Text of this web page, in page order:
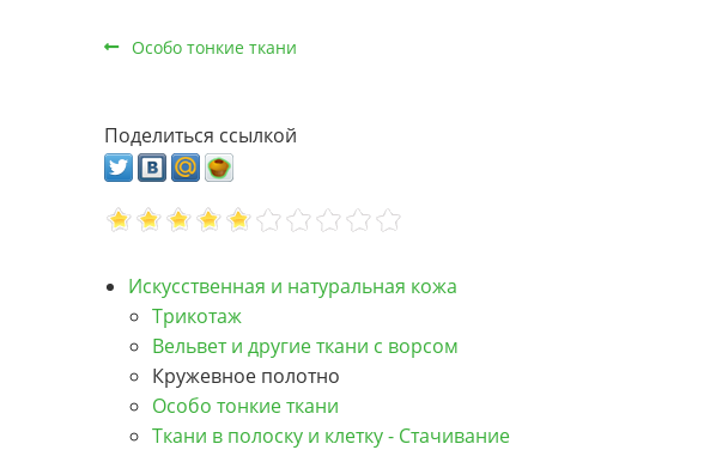
Особо тонкие ткани
Поделиться ссылкой
Искусственная и натуральная кожа
Трикотаж
Вельвет и другие ткани с ворсом
Кружевное полотно
Особо тонкие ткани
Ткани в полоску и клетку - Стачивание